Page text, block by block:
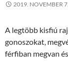
2019. NOVEMBER
A legtöbb kisfiú
gonoszokat,
férfiban megvan